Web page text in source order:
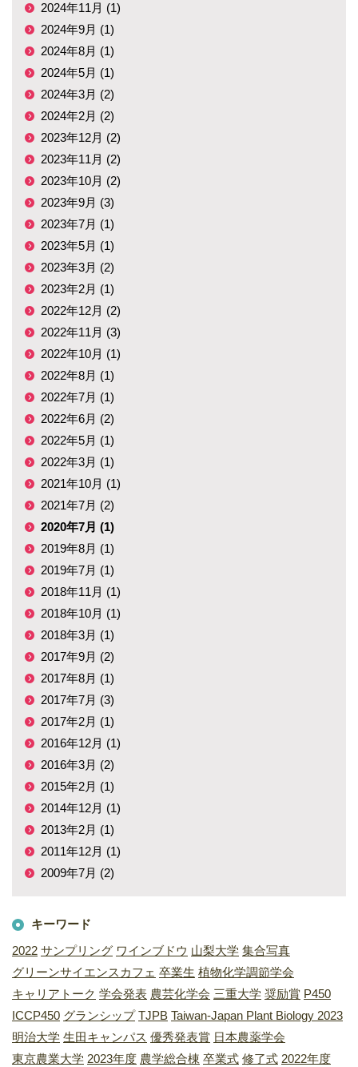
2024年11月 (1)
2024年9月 (1)
2024年8月 (1)
2024年5月 (1)
2024年3月 (2)
2024年2月 (2)
2023年12月 (2)
2023年11月 (2)
2023年10月 (2)
2023年9月 (3)
2023年7月 (1)
2023年5月 (1)
2023年3月 (2)
2023年2月 (1)
2022年12月 (2)
2022年11月 (3)
2022年10月 (1)
2022年8月 (1)
2022年7月 (1)
2022年6月 (2)
2022年5月 (1)
2022年3月 (1)
2021年10月 (1)
2021年7月 (2)
2020年7月 (1)
2019年8月 (1)
2019年7月 (1)
2018年11月 (1)
2018年10月 (1)
2018年3月 (1)
2017年9月 (2)
2017年8月 (1)
2017年7月 (3)
2017年2月 (1)
2016年12月 (1)
2016年3月 (2)
2015年2月 (1)
2014年12月 (1)
2013年2月 (1)
2011年12月 (1)
2009年7月 (2)
キーワード
2022 サンプリング ワインブドウ 山梨大学 集合写真
グリーンサイエンスカフェ 卒業生 植物化学調節学会
キャリアトーク 学会発表 農芸化学会 三重大学 奨励賞 P450
ICCP450 グランシップ TJPB Taiwan-Japan Plant Biology 2023
明治大学 生田キャンパス 優秀発表賞 日本農薬学会
東京農業大学 2023年度 農学総合棟 卒業式 修了式 2022年度